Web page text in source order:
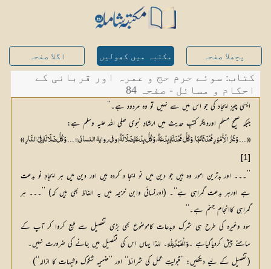
پچھلا صفحہ مکتبہ میں کھولیں اگلا صفحہ
کتاب: سوئے حرم حج و عمرہ اور قربانی کے
احکام و مسائل - صفحہ 84
ایسی چیز ایجاد کی جو اس میں سے نہیں تو وہ مردود ہے۔‘‘
جبکہ صحیح مسلم اوردیگر کتبِ حدیث میں ارشادِ نبوی صلی اللہ علیہ وسلم ہے:
(( ۔۔۔ وَشَرُّ الْأُمُوْرِ مُحْدَثَاتُھَا، وَکُلُّ مُحْدَثَۃٍ بِدْعَۃٌ، وَکُلُّ بِدْعَۃٍ ضَلَالَۃٌ [و في روایۃ النسائي]: ۔۔۔ وَکُلُّ ضَلَالَۃٍ فِيْ النَّارِ ))
[1]
’’۔۔۔ اور بدترین امور وہ ہیں جو دین میں نو ایجا د کردہ ہیں اور دین میں ہر ایجادِ نو بدعت
ہے اورہر بدعت گمراہی ہے‘‘۔ (اورنسائی وابن خزیمہ میں یہ الفاظ بھی ہیں کہ) ’’۔۔۔ ہر
گمراہی کاانجام جہنم ہے۔‘‘
سود وغیرہ کی طرح ہی شرک وبدعات کاموضوع بھی بڑی تفصیل سے طبع کروا کر آپ کے
سامنے پیش کردیاگیاہے ۔وَالْحَمْدُ لِلّٰہِ۔ لہٰذا یہاں اس کی تفصیل میں جانے کی ضرورت نہیں۔
(تفصیل کے لیے دیکھیں: ’’قبولیتِ عمل کی شرائط‘‘ اور ’’ضمیمہ شکوک وشبہات کا ازالہ‘‘)